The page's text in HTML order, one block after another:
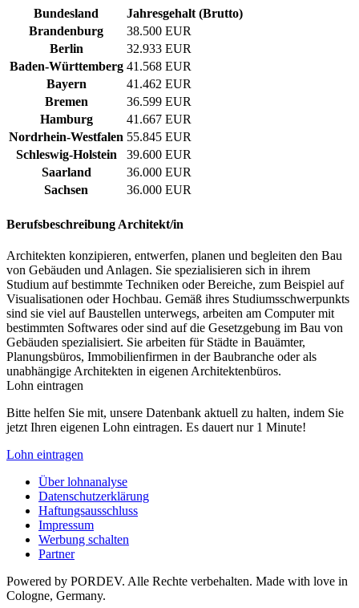
Bundesland
Jahresgehalt (Brutto)
Brandenburg
38.500 EUR
Berlin
32.933 EUR
Baden-Württemberg 41.568 EUR
Bayern
41.462 EUR
Bremen
36.599 EUR
Hamburg
41.667 EUR
Nordrhein-Westfalen 55.845 EUR
Schleswig-Holstein
39.600 EUR
Saarland
36.000 EUR
Sachsen
36.000 EUR
Berufsbeschreibung Architekt/in
Architekten konzipieren, entwerfen, planen und begleiten den Bau
von Gebäuden und Anlagen. Sie spezialisieren sich in ihrem
Studium auf bestimmte Techniken oder Bereiche, zum Beispiel auf
Visualisationen oder Hochbau. Gemäß ihres Studiumsschwerpunkts
sind sie viel auf Baustellen unterwegs, arbeiten am Computer mit
bestimmten Softwares oder sind auf die Gesetzgebung im Bau von
Gebäuden spezialisiert. Sie arbeiten für Städte in Bauämter,
Planungsbüros, Immobilienfirmen in der Baubranche oder als
unabhängige Architekten in eigenen Architektenbüros.
Lohn eintragen
Bitte helfen Sie mit, unsere Datenbank aktuell zu halten, indem Sie
jetzt Ihren eigenen Lohn eintragen. Es dauert nur 1 Minute!
Lohn eintragen
Über lohnanalyse
Datenschutzerklärung
Haftungsausschluss
Impressum
Werbung schalten
Partner
Powered by PORDEV. Alle Rechte verbehalten. Made with love in
Cologne, Germany.